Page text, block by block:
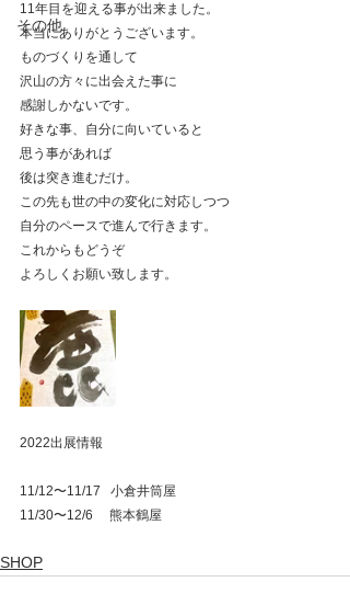
その他
11年目を迎える事が出来ました。
本当にありがとうございます。
ものづくりを通して
沢山の方々に出会えた事に
感謝しかないです。
好きな事、自分に向いていると
思う事があれば
後は突き進むだけ。
この先も世の中の変化に対応しつつ
自分のペースで進んで行きます。
これからもどうぞ
よろしくお願い致します。
2022出展情報
11/12〜11/17   小倉井筒屋
11/30〜12/6     熊本鶴屋
SHOP